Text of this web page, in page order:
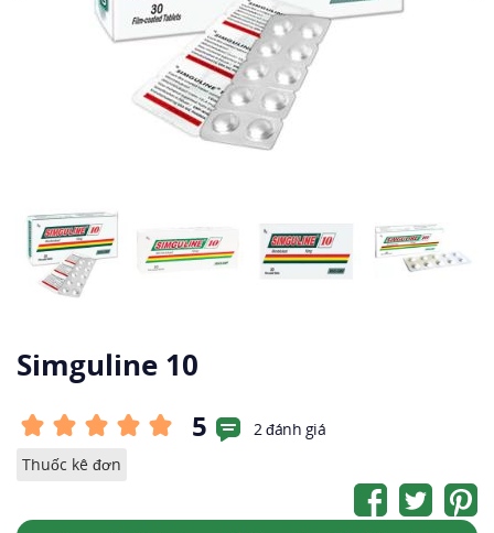
Simguline 10
5
2 đánh giá
Thuốc kê đơn